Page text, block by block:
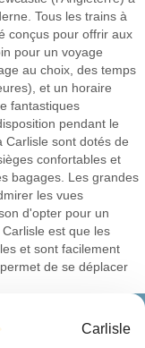
Tous les trains à
conçus pour offrir aux
pour un voyage
au choix, des temps
et un horaire
fantastiques
pendant le
Carlisle sont dotés de
confortables et
bagages. Les grandes
les vues
d'opter pour un
est que les
et sont facilement
de se déplacer
Carlisle